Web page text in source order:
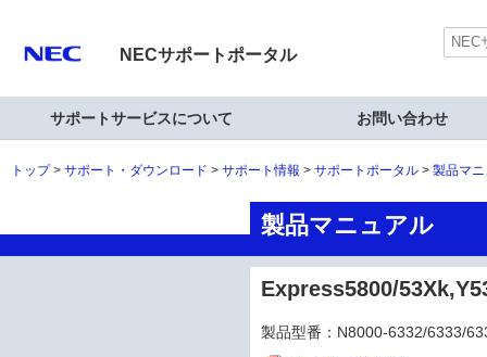
NECサポートポータル
サポートサービスについて お問い合わせ
トップ サポート・ダウンロード サポート情報 サポートポータル 製品マ
製品マニュアル
Express5800/
製品型番：N8000-6332/6333/